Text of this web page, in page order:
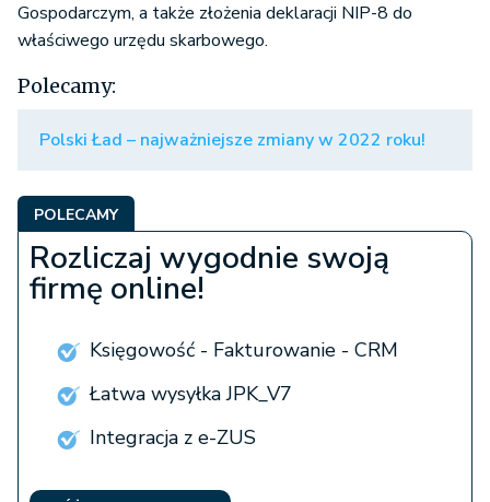
Gospodarczym, a także złożenia deklaracji NIP-8 do
właściwego urzędu skarbowego.
Polecamy:
Polski Ład – najważniejsze zmiany w 2022 roku!
POLECAMY
Rozliczaj wygodnie swoją
firmę online!
Księgowość - Fakturowanie - CRM
Łatwa wysyłka JPK_V7
Integracja z e-ZUS